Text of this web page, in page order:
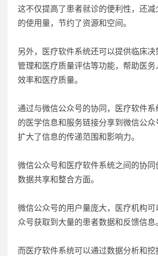
这不仅提高了患者就诊的便利性，还
的使用量，节约了资源和空间。
另外，医疗软件系统还可以提供临床
管理和医疗质量评估等功能，帮助医
效率和医疗质量。
通过与微信公众号的协同，医疗软件系
的医学信息和服务链接分享到微信公众
扩大了信息的传递范围和影响力。
微信公众号和医疗软件系统之间的协同
数据共享和整合方面。
微信公众号的用户量庞大，医疗机构
众号获取到大量的患者数据和反馈信息。
而医疗软件系统可以通过数据分析和挖